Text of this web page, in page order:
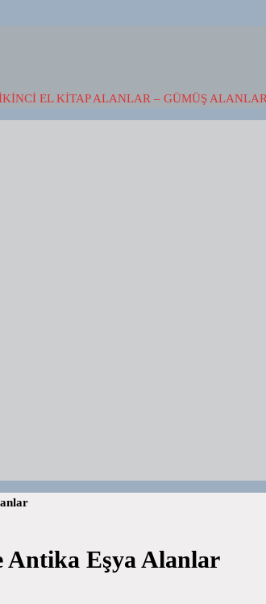
EL KITAP ALANLAR – GÜMÜŞ ALANLAR
Antika Eşya Alanlar